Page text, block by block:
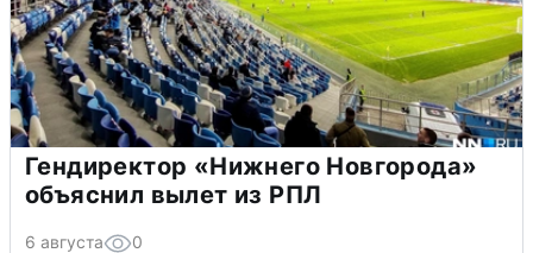
Гендиректор «Нижнего Новгорода»
объяснил вылет из РПЛ
6 августа 0